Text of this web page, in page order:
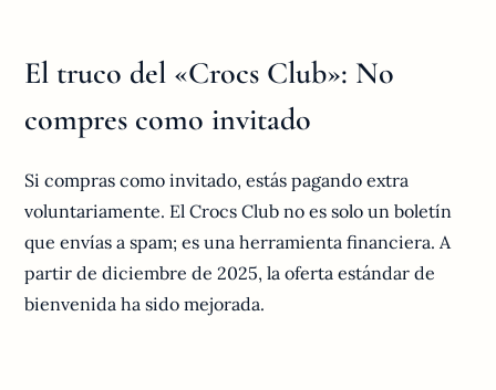
El truco del «Crocs Club»: No
compres como invitado
Si compras como invitado, estás pagando extra
voluntariamente. El Crocs Club no es solo un boletín
que envías a spam; es una herramienta financiera. A
partir de diciembre de 2025, la oferta estándar de
bienvenida ha sido mejorada.